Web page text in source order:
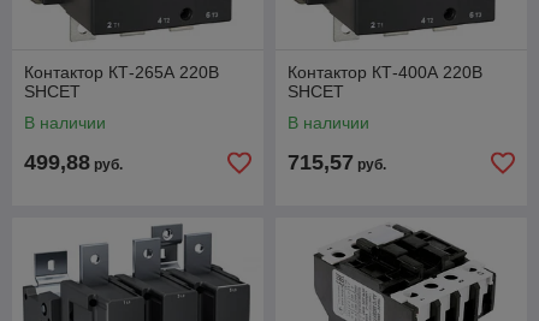
Контактор КТ-265А 220В
SHCET
В наличии
499,88 руб.
Контактор КТ-400А 220В
SHCET
В наличии
715,57 руб.